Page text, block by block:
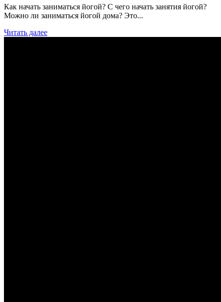
Как начать заниматься йогой? С чего начать занятия йогой?
Можно ли заниматься йогой дома? Это...
Читать далее